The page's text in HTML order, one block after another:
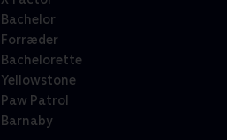
Bachelor
Forræder
Bachelorette
Yellowstone
Paw Patrol
Barnaby